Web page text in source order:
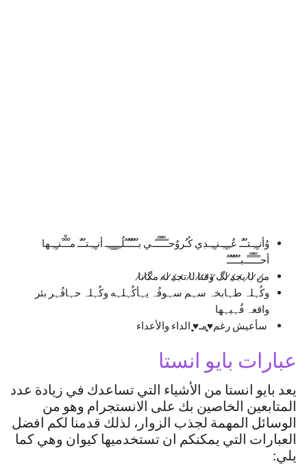
وُأنـِِـِـتـٌـٌٌـ عٌـِـِِـِـنـِِـِـڊي كُـُروُحـًـًًـًًًـًًـًـي بـٌـٌٌـٌٌٌـٌٌـٌلُـِـِِـِِِـِِـِـ أنـِِـِـتـٌـٌٌـ مـْـْْـْنـِِـِـها
أحـًـًًـًًًـًًـًـبـٌـٌٌـٌٌٌـٌٌـٌ
م̷ن̷ ل̷ا ي̷ج̷د̷ِ ل̷گ̷ ۆ̷ق̷ت̷ا ل̷ا ت̷ج̷د̷ِ ل̷ه م̷گ̷ان̷ا
وكُہلہ طہابخہ سہم سہوفُہ يہأكُہلہه وكُہلہ حہافُہر بئر
واقعہ فُہيہها
سأعيش رغم♥̨̥̬̩مـ♥̨̥̬̩ الداء والأعداء
عبارات بايو انستا
يعد بايو انستا من الأشياء التي تساعدك في زيادة عدد
المتابعين الخاصين بك على الانستجرام وهو من
الوسائل المهمة لجذب الزوار، لذلك قدمنا لكم افضل
العبارات التي يمكنكم ان تستخدميها كيوان وهي كما
يلي: